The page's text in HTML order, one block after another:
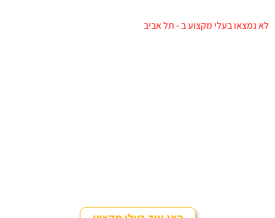
לא נמצאו בעלי מקצוע ב - תל אביב